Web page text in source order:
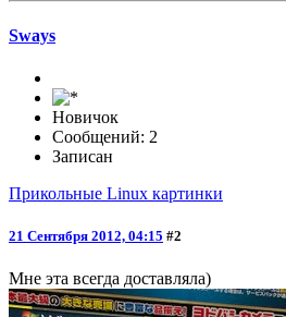
Sways
Новичок
Сообщений: 2
Записан
Прикольные Linux картинки
21 Сентября 2012, 04:15 #2
Мне эта всегда доставляла)